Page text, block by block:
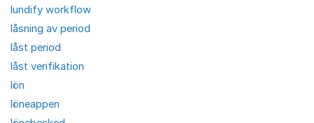
lundify workflow
låsning av period
låst period
låst verifikation
lön
löneappen